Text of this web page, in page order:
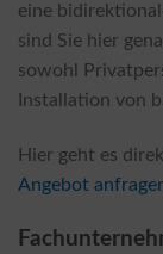
eine
sind Sie hier
sowohl
Installation von
Hier geht es
Angebot